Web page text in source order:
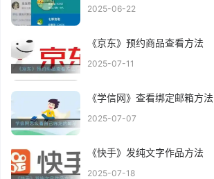
2025-06-22
《京东》预约商品查看方法
2025-07-11
《学信网》查看绑定邮箱方法
2025-07-07
《快手》发纯文字作品方法
2025-07-18